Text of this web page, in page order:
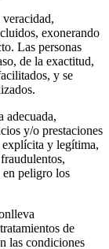
veracidad,
exonerando
Las personas
de la exactitud,
y se
adecuada,
y/o prestaciones
y legítima,
en peligro los
de
las condiciones